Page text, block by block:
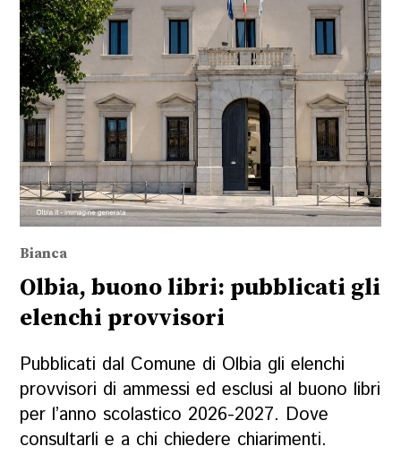
Bianca
Olbia, buono libri: pubblicati gli
elenchi provvisori
Pubblicati dal Comune di Olbia gli elenchi
provvisori di ammessi ed esclusi al buono libri
per l’anno scolastico 2026-2027. Dove
consultarli e a chi chiedere chiarimenti.